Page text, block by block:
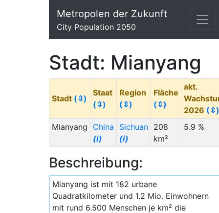
Metropolen der Zukunft
City Population 2050
Stadt: Mianyang
Stadt (⇳)
Staat
(⇳)
Region
(⇳)
Fläche
(⇳)
akt.
2026 (⇳)
Mianyang
China
(i)
Sichuan
(i)
208
km²
5.9 %
Beschreibung:
Mianyang ist mit 182 urbane
Quadratkilometer und 1.2 Mio. Einwohnern
mit rund 6.500 Menschen je km² die